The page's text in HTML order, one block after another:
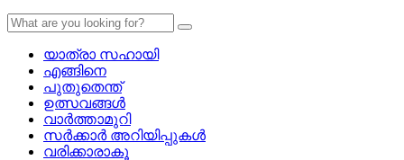
യാത്രാ സഹായി
എങ്ങിനെ
പുതുതെന്ത്
ഉത്സവങ്ങള്‍
വാര്‍ത്താമുറി
സര്‍ക്കാര്‍ അറിയിപ്പുകള്‍
വരിക്കാരാകൂ